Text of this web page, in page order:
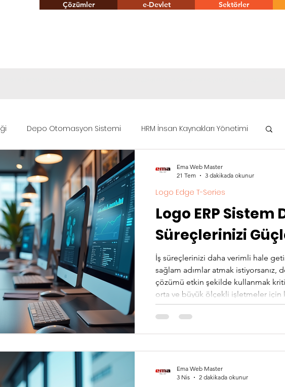
Çözümler e-Devlet Sektörler
Depo Otomasyon Sistemi HRM İnsan Kaynakları Yönetimi
Sektörel Çözümler e-Devlet Logo Fiyat Listesi
T-Series Logo CRM Entegrasyonu Logo ERP Sistem
Süreçlerinizi
İş süreçlerinizi daha verimli hale
sağlam adımlar atmak istiyorsanız,
çözümü etkin şekilde kullanmak
orta ve büyük ölçekli işletmeler için
sistemlerin tam potansiyelini ortaya
almak gerekir. İşte bu noktada Logo
Logo Edge T-Series
Ema Web Master
21 Tem
3 dakikada okunur
Ema Web Master
3 Nis
2 dakikada okunur